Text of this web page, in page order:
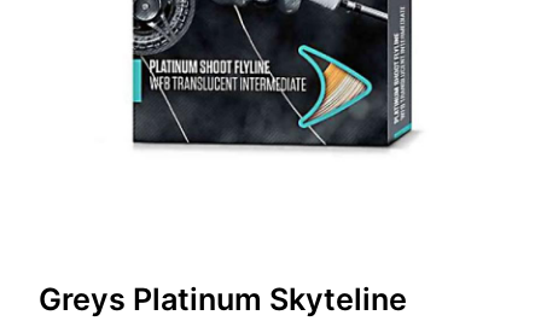
Greys Platinum Skyteline